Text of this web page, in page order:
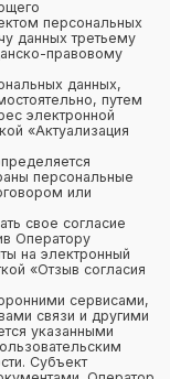
лиц,
субъекта